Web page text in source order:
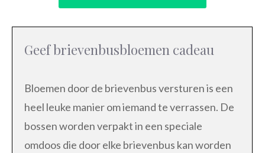
Geef brievenbusbloemen cadeau
Bloemen door de brievenbus versturen is een
heel leuke manier om iemand te verrassen. De
bossen worden verpakt in een speciale
omdoos die door elke brievenbus kan worden